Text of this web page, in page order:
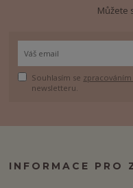
Můžete
Souhlasím se
newsletteru.
INFORMACE PRO